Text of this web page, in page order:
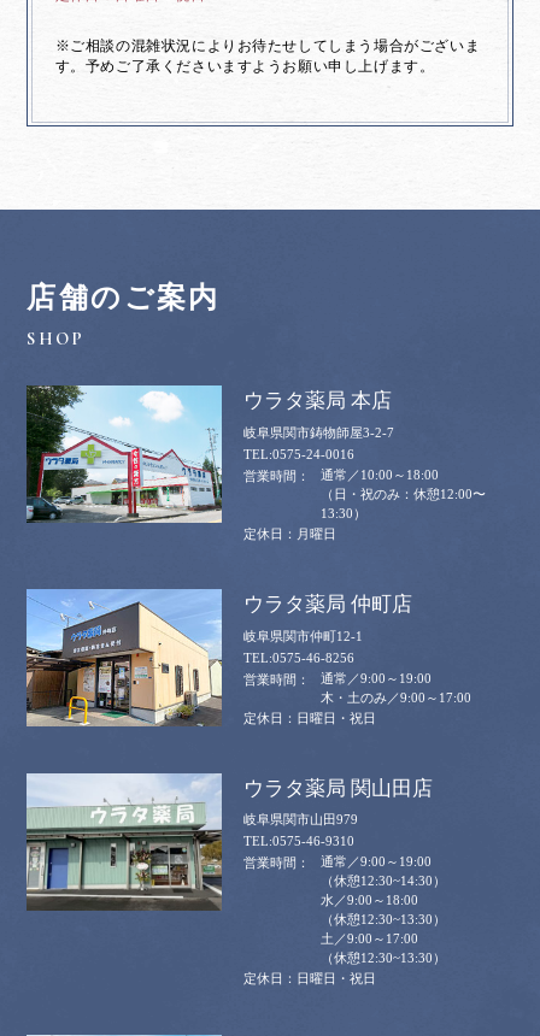
※ご相談の混雑状況によりお待たせしてしまう場合がございま
す。予めご了承くださいますようお願い申し上げます。
店舗のご案内
ウラタ薬局 本店
岐阜県関市鋳物師屋3-2-7
0575-24-0016
通常／10:00～18:00
（日・祝のみ：休憩12:00〜
13:30）
月曜日
ウラタ薬局 仲町店
岐阜県関市仲町12-1
0575-46-8256
通常／9:00～19:00
木・土のみ／9:00～17:00
日曜日・祝日
ウラタ薬局 関山田店
岐阜県関市山田979
0575-46-9310
通常／9:00～19:00
（休憩12:30~14:30）
水／9:00～18:00
（休憩12:30~13:30）
土／9:00～17:00
（休憩12:30~13:30）
日曜日・祝日